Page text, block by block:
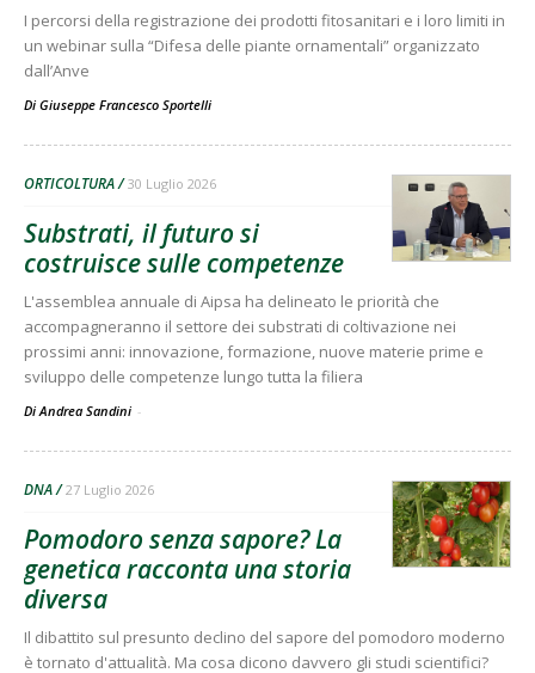
I percorsi della registrazione dei prodotti fitosanitari e i loro limiti in
un webinar sulla “Difesa delle piante ornamentali” organizzato
dall’Anve
Di Giuseppe Francesco Sportelli
ORTICOLTURA 30 Luglio 2026
Substrati, il futuro si
costruisce sulle competenze
L'assemblea annuale di Aipsa ha delineato le priorità che
accompagneranno il settore dei substrati di coltivazione nei
prossimi anni: innovazione, formazione, nuove materie prime e
sviluppo delle competenze lungo tutta la filiera
Di Andrea Sandini -
DNA 27 Luglio 2026
Pomodoro senza sapore? La
genetica racconta una storia
diversa
Il dibattito sul presunto declino del sapore del pomodoro moderno
è tornato d'attualità. Ma cosa dicono davvero gli studi scientifici?